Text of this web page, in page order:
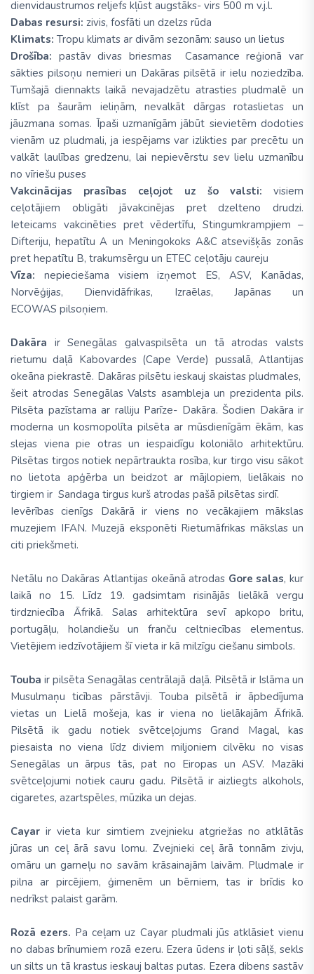
dienvidaustrumos reljefs kļūst augstāks- virs 500 m v.j.l.
Dabas resursi: zivis, fosfāti un dzelzs rūda
Klimats: Tropu klimats ar divām sezonām: sauso un lietus
Drošība: pastāv divas briesmas Casamance reģionā var
sākties pilsoņu nemieri un Dakāras pilsētā ir ielu noziedzība.
Tumšajā diennakts laikā nevajadzētu atrasties pludmalē un
klīst pa šaurām ieliņām, nevalkāt dārgas rotaslietas un
jāuzmana somas. Īpaši uzmanīgām jābūt sievietēm dodoties
vienām uz pludmali, ja iespējams var izlikties par precētu un
valkāt laulības gredzenu, lai nepievērstu sev lielu uzmanību
no vīriešu puses
Vakcinācijas prasības ceļojot uz šo valsti: visiem
ceļotājiem obligāti jāvakcinējas pret dzelteno drudzi.
Ieteicams vakcinēties pret vēdertīfu, Stingumkrampjiem –
Difteriju, hepatītu A un Meningokoks A&C atsevišķās zonās
pret hepatītu B, trakumsērgu un ETEC ceļotāju caureju
Vīza: nepieciešama visiem izņemot ES, ASV, Kanādas,
Norvēģijas, Dienvidāfrikas, Izraēlas, Japānas un
ECOWAS pilsoņiem.
Dakāra ir Senegālas galvaspilsēta un tā atrodas valsts
rietumu daļā Kabovardes (Cape Verde) pussalā, Atlantijas
okeāna piekrastē. Dakāras pilsētu ieskauj skaistas pludmales,
šeit atrodas Senegālas Valsts asambleja un prezidenta pils.
Pilsēta pazīstama ar ralliju Parīze- Dakāra. Šodien Dakāra ir
moderna un kosmopolīta pilsēta ar mūsdienīgām ēkām, kas
slejas viena pie otras un iespaidīgu koloniālo arhitektūru.
Pilsētas tirgos notiek nepārtraukta rosība, kur tirgo visu sākot
no lietota apģērba un beidzot ar mājlopiem, lielākais no
tirgiem ir Sandaga tirgus kurš atrodas pašā pilsētas sirdī.
Ievērības cienīgs Dakārā ir viens no vecākajiem mākslas
muzejiem IFAN. Muzejā eksponēti Rietumāfrikas mākslas un
citi priekšmeti.
Netālu no Dakāras Atlantijas okeānā atrodas Gore salas, kur
laikā no 15. Līdz 19. gadsimtam risinājās lielākā vergu
tirdzniecība Āfrikā. Salas arhitektūra sevī apkopo britu,
portugāļu, holandiešu un franču celtniecības elementus.
Vietējiem iedzīvotājiem šī vieta ir kā milzīgu ciešanu simbols.
Touba ir pilsēta Senagālas centrālajā daļā. Pilsētā ir Islāma un
Musulmaņu ticības pārstāvji. Touba pilsētā ir āpbedījuma
vietas un Lielā mošeja, kas ir viena no lielākajām Āfrikā.
Pilsētā ik gadu notiek svētceļojums Grand Magal, kas
piesaista no viena līdz diviem miljoniem cilvēku no visas
Senegālas un ārpus tās, pat no Eiropas un ASV. Mazāki
svētceļojumi notiek cauru gadu. Pilsētā ir aizliegts alkohols,
cigaretes, azartspēles, mūzika un dejas.
Cayar ir vieta kur simtiem zvejnieku atgriežas no atklātās
jūras un ceļ ārā savu lomu. Zvejnieki ceļ ārā tonnām zivju,
omāru un garneļu no savām krāsainajām laivām. Pludmale ir
pilna ar pircējiem, ģimenēm un bērniem, tas ir brīdis ko
nedrīkst palaist garām.
Rozā ezers. Pa ceļam uz Cayar pludmali jūs atklāsiet vienu
no dabas brīnumiem rozā ezeru. Ezera ūdens ir ļoti sāļš, sekls
un silts un tā krastus ieskauj baltas putas. Ezera dibens sastāv